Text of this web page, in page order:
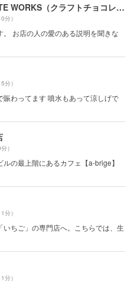
CRAFT CHOCOLATE WORKS（クラフトチョコレートワークス）
分）
お店の人の愛のある説明を聞きな
分）
賑わってます 噴水もあって涼しげで
）
の最上階にあるカフェ【a-brige】
分）
いちご」の専門店へ。こちらでは、生
分）